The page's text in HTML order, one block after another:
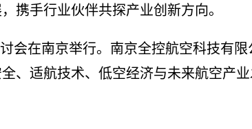
手行业伙伴共探产业创新方向。
在南京举行。南京全控航空科技有限
、适航技术、低空经济与未来航空产业